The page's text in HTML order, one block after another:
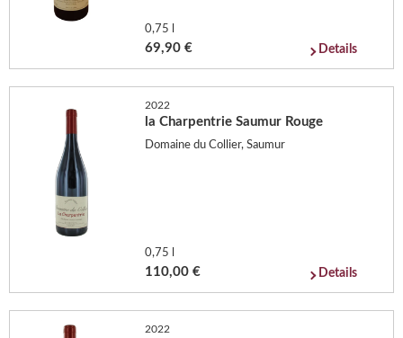
0,75 l
69,90 € Details
2022
la Charpentrie Saumur Rouge
Domaine du Collier, Saumur
0,75 l
110,00 € Details
2022